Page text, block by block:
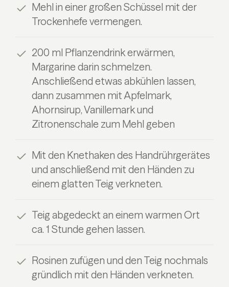
Mehl in einer großen Schüssel mit der
Trockenhefe vermengen.
200 ml Pflanzendrink erwärmen,
Margarine darin schmelzen.
Anschließend etwas abkühlen lassen,
dann zusammen mit Apfelmark,
Ahornsirup, Vanillemark und
Zitronenschale zum Mehl geben
Mit den Knethaken des Handrührgerätes
und anschließend mit den Händen zu
einem glatten Teig verkneten.
Teig abgedeckt an einem warmen Ort
ca. 1 Stunde gehen lassen.
Rosinen zufügen und den Teig nochmals
gründlich mit den Händen verkneten.